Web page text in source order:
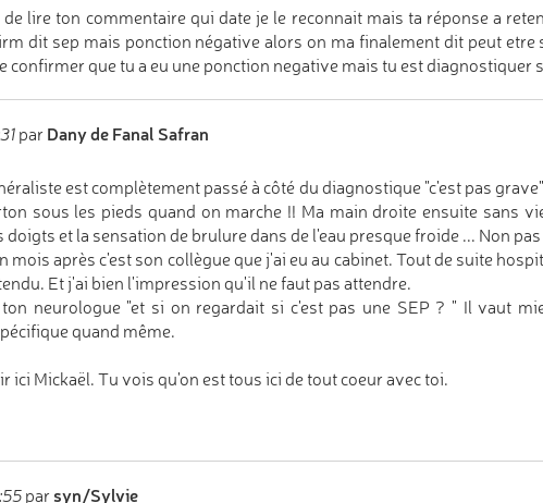
lire ton commentaire qui date je le reconnait mais ta réponse a
dit sep mais ponction négative alors on ma finalement dit peut
confirmer que tu a eu une ponction negative mais tu est diagnostiquer
par Dany de Fanal Safran
est complètement passé à côté du diagnostique "c'est pas
sous les pieds quand on marche !! Ma main droite ensuite sans
et la sensation de brulure dans de l'eau presque froide ... Non
mois après c'est son collègue que j'ai eu au cabinet. Tout de suite
Et j'ai bien l'impression qu'il ne faut pas attendre.
neurologue "et si on regardait si c'est pas une SEP ? " Il vaut
quand même.
ici Mickaël. Tu vois qu'on est tous ici de tout coeur avec toi.
par syn/Sylvie